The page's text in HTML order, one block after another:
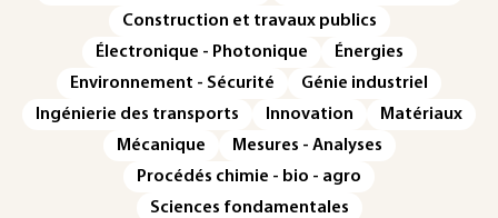
Construction et travaux publics
Électronique - Photonique
Énergies
Environnement - Sécurité
Génie industriel
Ingénierie des transports
Innovation
Matériaux
Mécanique
Mesures - Analyses
Procédés chimie - bio - agro
Sciences fondamentales